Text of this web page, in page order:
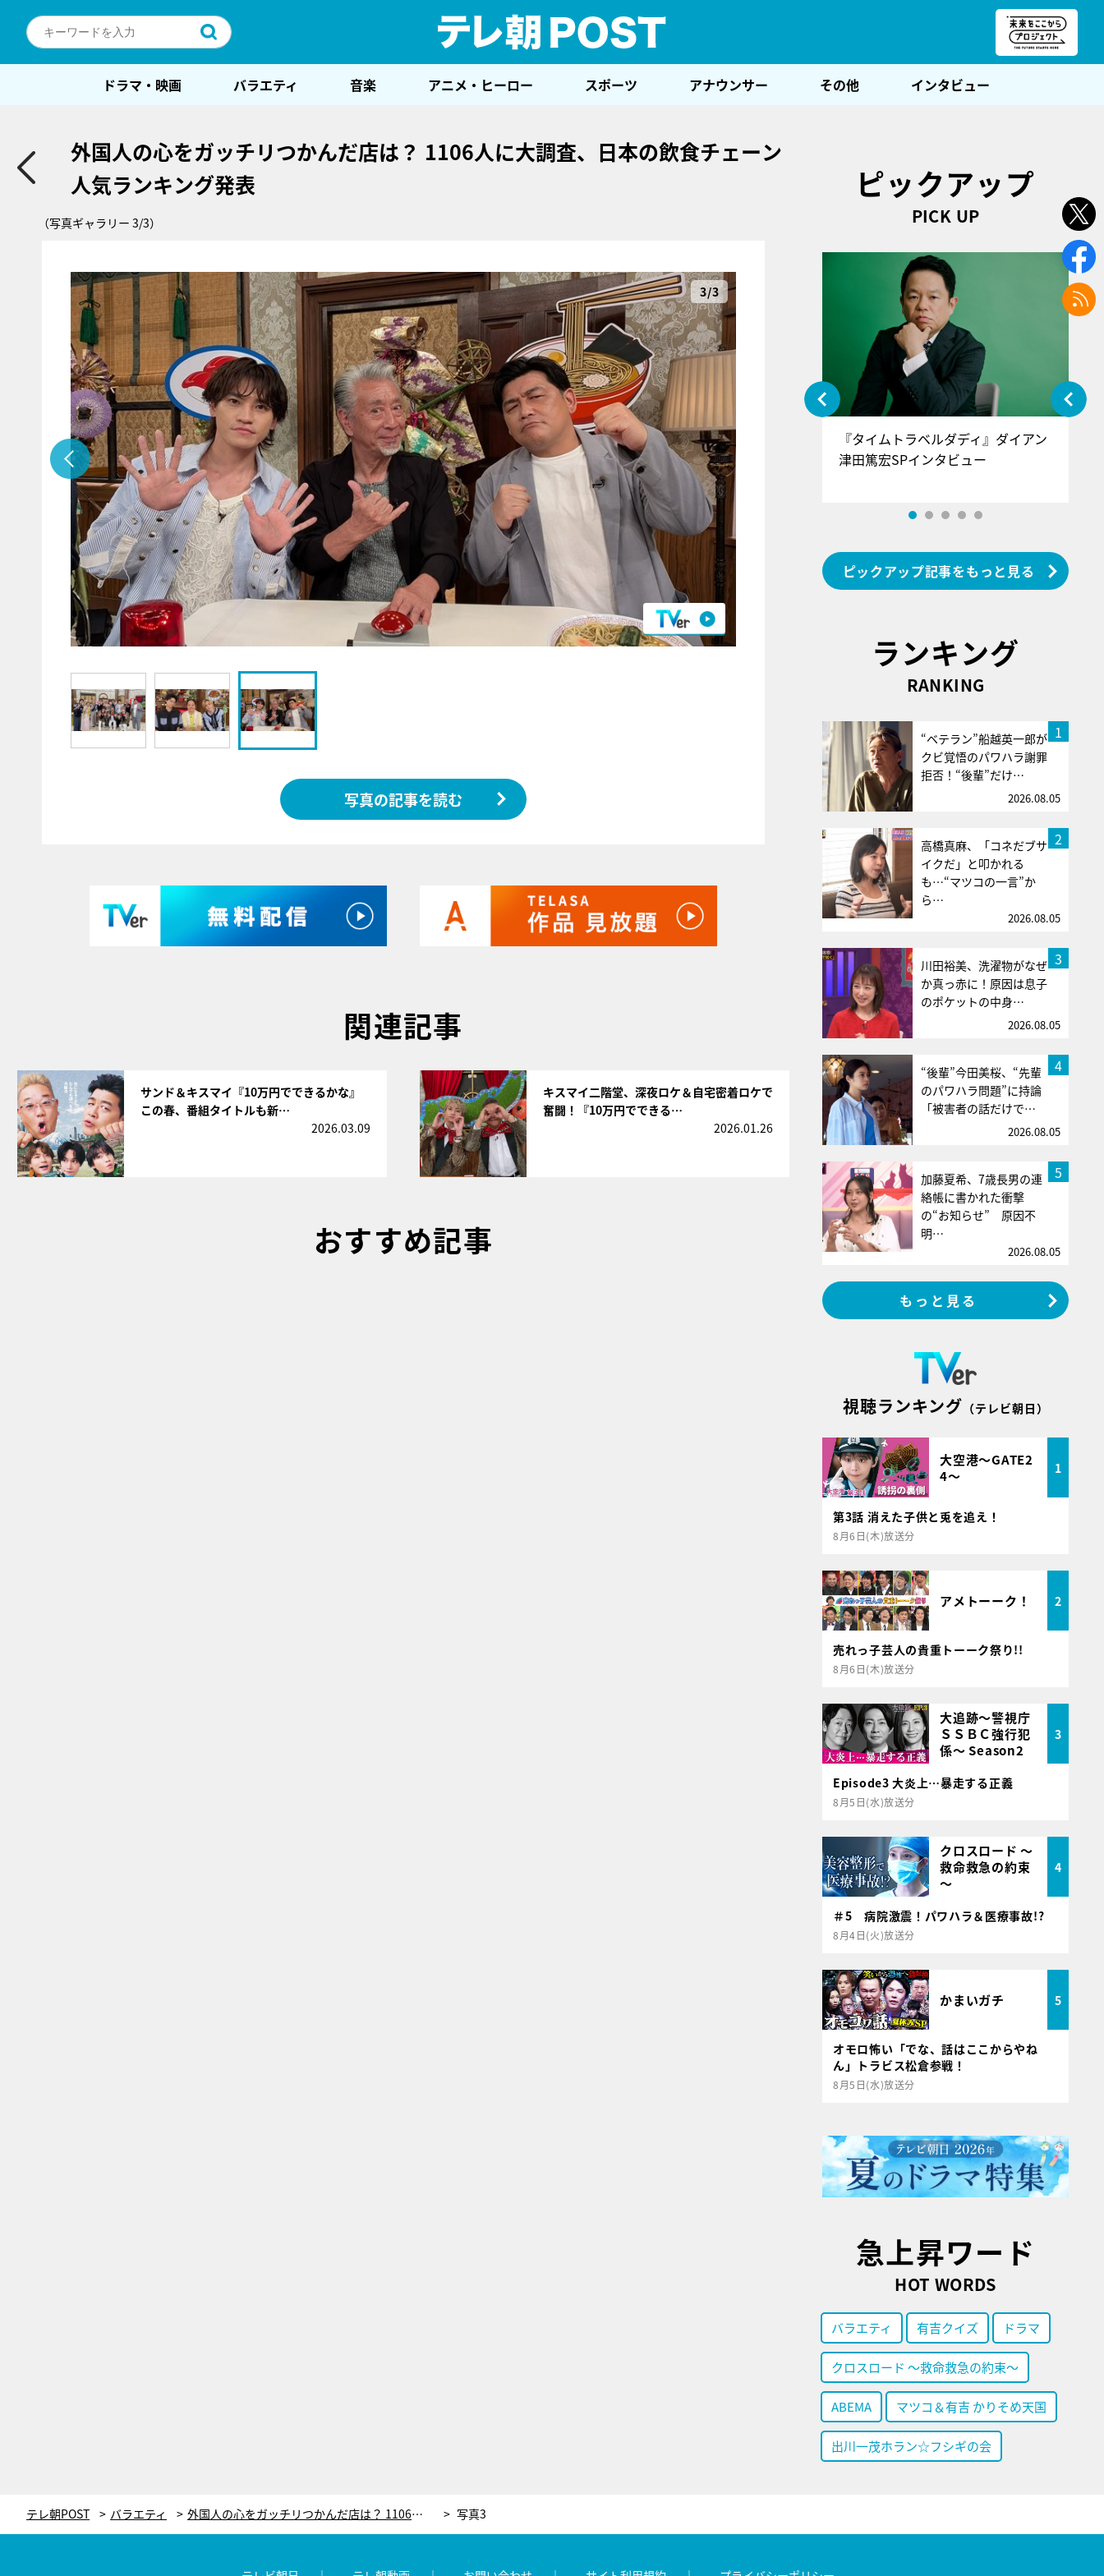
ドラマ・映画 バラエティ 音楽 アニメ・ヒーロー スポーツ アナウンサー その他 インタビュー
外国人の心をガッチリつかんだ店は？ 1106人に大調査、日本の飲食チェーン
人気ランキング発表
（写真ギャラリー 3/3）
3/3
写真の記事を読む
関連記事
サンド＆キスマイ『10万円でできるかな』
この春、番組タイトルも新…
2026.03.09
キスマイ二階堂、深夜ロケ＆自宅密着ロケで
奮闘！『10万円でできる…
2026.01.26
おすすめ記事
ピックアップ
PICK UP
『アイ＝ラブ！げーみんぐ』＝LOV
E齋藤樹愛羅＆佐々木舞香SPインタ
ビュー
『タイムトラベルダディ』ダイアン
津田篤宏SPインタビュー
ピックアップ記事をもっと見る
ランキング
RANKING
1
“ベテラン”船越英一郎が
クビ覚悟のパワハラ謝罪
拒否！“後輩”だけ…
2026.08.05
2
高橋真麻、「コネだブサ
イクだ」と叩かれる
も…“マツコの一言”か
ら…
2026.08.05
3
川田裕美、洗濯物がなぜ
か真っ赤に！原因は息子
のポケットの中身…
2026.08.05
4
“後輩”今田美桜、“先輩
のパワハラ問題”に持論
「被害者の話だけで…
2026.08.05
5
加藤夏希、7歳長男の連
絡帳に書かれた衝撃
の“お知らせ” 原因不
明…
2026.08.05
もっと見る
視聴ランキング （テレビ朝日）
大空港～GATE2
4～
1
第3話 消えた子供と兎を追え！
8月6日(木)放送分
アメトーーク！ 2
売れっ子芸人の貴重トーーク祭り!!
8月6日(木)放送分
大追跡～警視庁
ＳＳＢＣ強行犯
係～ Season2
3
Episode3 大炎上…暴走する正義
8月5日(水)放送分
クロスロード ～
救命救急の約束
～
4
＃5 病院激震！パワハラ＆医療事故!?
8月4日(火)放送分
かまいガチ 5
オモロ怖い「でな、話はここからやね
ん」トラビス松倉参戦！
8月5日(水)放送分
急上昇ワード
HOT WORDS
バラエティ 有吉クイズ ドラマ
クロスロード ～救命救急の約束～
ABEMA マツコ＆有吉 かりそめ天国
出川一茂ホラン☆フシギの会
テレ朝POST バラエティ 外国人の心をガッチリつかんだ店は？ 1106人に大調査、日本の飲食チェーン人気ランキング発表 写真3